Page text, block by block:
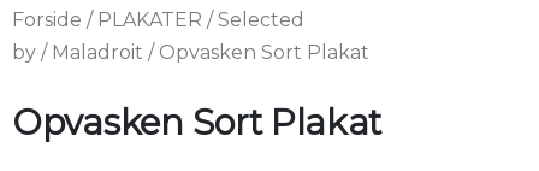
Forside / PLAKATER /Selected
by / Maladroit / Opvasken Sort Plakat
Opvasken Sort Plakat